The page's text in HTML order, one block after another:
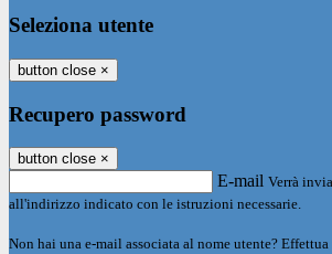
Seleziona utente
button close ×
Recupero password
button close ×
E-mail Verrà
all'indirizzo indicato con le istruzioni necessarie.
Non hai una e-mail associata al nome utente?